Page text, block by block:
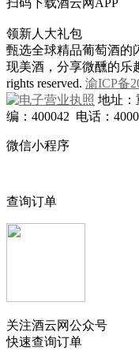
领新人大礼包
甄选全球精品葡萄酒的
现美酒，分享微醺的乐
rights reserved. 渝ICP备
地址：
编：400042 电话：
微信小程序
查询订单
关注酒云网公众号
快速查询订单